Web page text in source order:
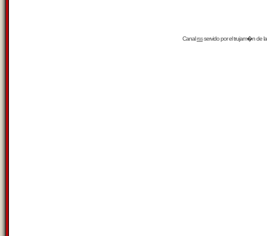
Canalrssservido por eltrujam�nde